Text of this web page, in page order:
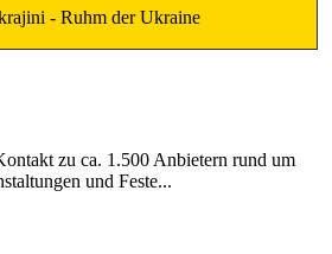
- Ruhm der Ukraine
zu ca. 1.500 Anbietern rund um
und Feste...